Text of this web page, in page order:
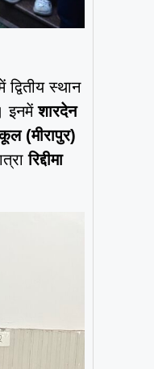
स्थान
इनमेंशारदेन
(मीरापुर)
रिद्दीमा